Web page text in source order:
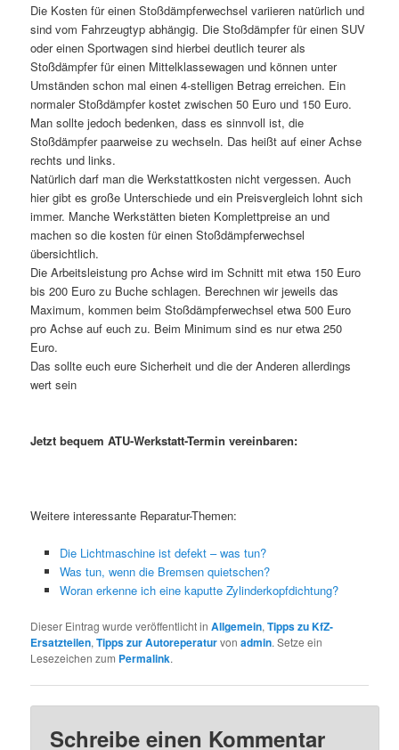
Die Kosten für einen Stoßdämpferwechsel variieren natürlich und
sind vom Fahrzeugtyp abhängig. Die Stoßdämpfer für einen SUV
oder einen Sportwagen sind hierbei deutlich teurer als
Stoßdämpfer für einen Mittelklassewagen und können unter
Umständen schon mal einen 4-stelligen Betrag erreichen. Ein
normaler Stoßdämpfer kostet zwischen 50 Euro und 150 Euro.
Man sollte jedoch bedenken, dass es sinnvoll ist, die
Stoßdämpfer paarweise zu wechseln. Das heißt auf einer Achse
rechts und links.
Natürlich darf man die Werkstattkosten nicht vergessen. Auch
hier gibt es große Unterschiede und ein Preisvergleich lohnt sich
immer. Manche Werkstätten bieten Komplettpreise an und
machen so die kosten für einen Stoßdämpferwechsel
übersichtlich.
Die Arbeitsleistung pro Achse wird im Schnitt mit etwa 150 Euro
bis 200 Euro zu Buche schlagen. Berechnen wir jeweils das
Maximum, kommen beim Stoßdämpferwechsel etwa 500 Euro
pro Achse auf euch zu. Beim Minimum sind es nur etwa 250
Euro.
Das sollte euch eure Sicherheit und die der Anderen allerdings
wert sein
Jetzt bequem ATU-Werkstatt-Termin vereinbaren:
Weitere interessante Reparatur-Themen:
Die Lichtmaschine ist defekt – was tun?
Was tun, wenn die Bremsen quietschen?
Woran erkenne ich eine kaputte Zylinderkopfdichtung?
Dieser Eintrag wurde veröffentlicht inAllgemein,Tipps zu KfZ-
Ersatzteilen,Tipps zur Autoreperaturvonadmin. Setze ein
Lesezeichen zum Permalink.
Schreibe einen Kommentar